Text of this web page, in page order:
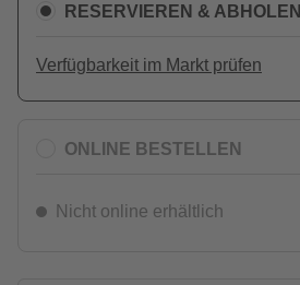
RESERVIEREN & ABHOLEN
Verfügbarkeit im Markt prüfen
ONLINE BESTELLEN
Nicht online erhältlich